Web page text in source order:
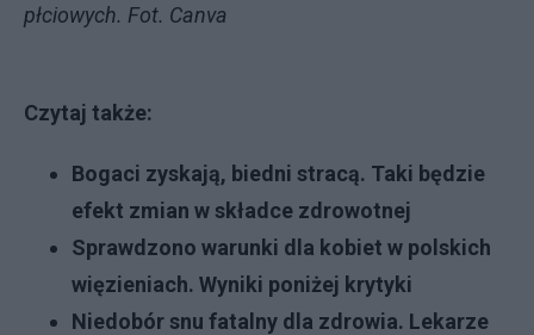
płciowych. Fot. Canva
Czytaj także:
Bogaci zyskają, biedni stracą. Taki będzie
efekt zmian w składce zdrowotnej
Sprawdzono warunki dla kobiet w polskich
więzieniach. Wyniki poniżej krytyki
Niedobór snu fatalny dla zdrowia. Lekarze